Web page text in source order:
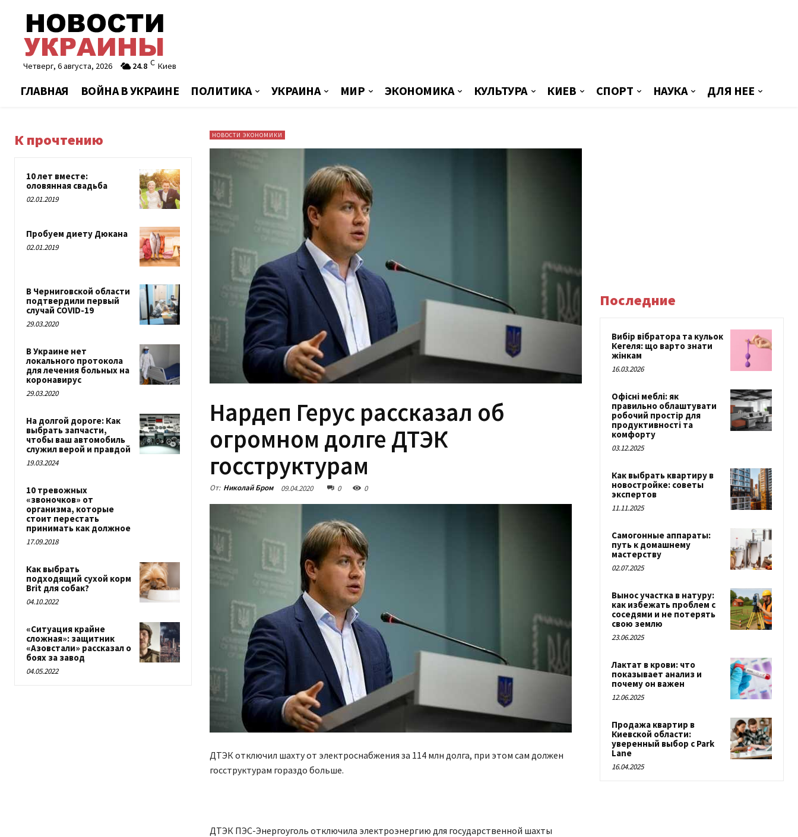
Четверг, 6 августа, 2026 24.8 C Киев
ГЛАВНАЯ ВОЙНА В УКРАИНЕ ПОЛИТИКА УКРАИНА МИР ЭКОНОМИКА КУЛЬТУРА КИЕВ СПОРТ НАУКА ДЛЯ НЕЕ
К прочтению
10 лет вместе:
оловянная свадьба
02.01.2019
Пробуем диету Дюкана
02.01.2019
В Черниговской области
подтвердили первый
случай COVID-19
29.03.2020
В Украине нет
локального протокола
для лечения больных на
коронавирус
29.03.2020
На долгой дороге: Как
выбрать запчасти,
чтобы ваш автомобиль
служил верой и правдой
19.03.2024
10 тревожных
«звоночков» от
организма, которые
стоит перестать
принимать как должное
17.09.2018
Как выбрать
подходящий сухой корм
Brit для собак?
04.10.2022
«Ситуация крайне
сложная»: защитник
«Азовстали» рассказал о
боях за завод
04.05.2022
НОВОСТИ ЭКОНОМИКИ
Нардеп Герус рассказал об
огромном долге ДТЭК
госструктурам
От: Николай Бром 09.04.2020 0 0
ДТЭК отключил шахту от электроснабжения за 114 млн долга, при этом сам должен
госструктурам гораздо больше.
ДТЭК ПЭС-Энергоуголь отключила электроэнергию для государственной шахты
Последние
Вибір вібратора та кульок
Кегеля: що варто знати
жінкам
16.03.2026
Офісні меблі: як
правильно облаштувати
робочий простір для
продуктивності та
комфорту
03.12.2025
Как выбрать квартиру в
новостройке: советы
экспертов
11.11.2025
Самогонные аппараты:
путь к домашнему
мастерству
02.07.2025
Вынос участка в натуру:
как избежать проблем с
соседями и не потерять
свою землю
23.06.2025
Лактат в крови: что
показывает анализ и
почему он важен
12.06.2025
Продажа квартир в
Киевской области:
уверенный выбор с Park
Lane
16.04.2025